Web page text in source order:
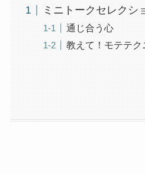
ミニトークセレクシ
通じ合う心
教えて！モテテク